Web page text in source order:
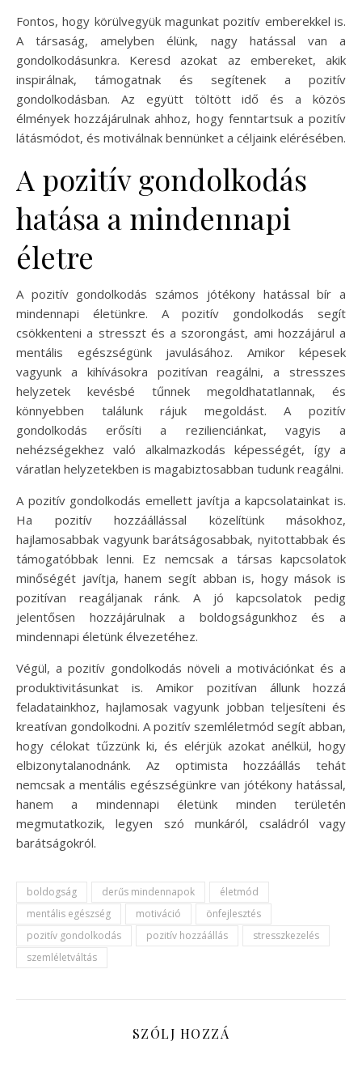
Fontos, hogy körülvegyük magunkat pozitív emberekkel is.
A társaság, amelyben élünk, nagy hatással van a
gondolkodásunkra. Keresd azokat az embereket, akik
inspirálnak, támogatnak és segítenek a pozitív
gondolkodásban. Az együtt töltött idő és a közös
élmények hozzájárulnak ahhoz, hogy fenntartsuk a pozitív
látásmódot, és motiválnak bennünket a céljaink elérésében.
A pozitív gondolkodás
hatása a mindennapi
életre
A pozitív gondolkodás számos jótékony hatással bír a
mindennapi életünkre. A pozitív gondolkodás segít
csökkenteni a stresszt és a szorongást, ami hozzájárul a
mentális egészségünk javulásához. Amikor képesek
vagyunk a kihívásokra pozitívan reagálni, a stresszes
helyzetek kevésbé tűnnek megoldhatatlannak, és
könnyebben találunk rájuk megoldást. A pozitív
gondolkodás erősíti a rezilienciánkat, vagyis a
nehézségekhez való alkalmazkodás képességét, így a
váratlan helyzetekben is magabiztosabban tudunk reagálni.
A pozitív gondolkodás emellett javítja a kapcsolatainkat is.
Ha pozitív hozzáállással közelítünk másokhoz,
hajlamosabbak vagyunk barátságosabbak, nyitottabbak és
támogatóbbak lenni. Ez nemcsak a társas kapcsolatok
minőségét javítja, hanem segít abban is, hogy mások is
pozitívan reagáljanak ránk. A jó kapcsolatok pedig
jelentősen hozzájárulnak a boldogságunkhoz és a
mindennapi életünk élvezetéhez.
Végül, a pozitív gondolkodás növeli a motivációnkat és a
produktivitásunkat is. Amikor pozitívan állunk hozzá
feladatainkhoz, hajlamosak vagyunk jobban teljesíteni és
kreatívan gondolkodni. A pozitív szemléletmód segít abban,
hogy célokat tűzzünk ki, és elérjük azokat anélkül, hogy
elbizonytalanodnánk. Az optimista hozzáállás tehát
nemcsak a mentális egészségünkre van jótékony hatással,
hanem a mindennapi életünk minden területén
megmutatkozik, legyen szó munkáról, családról vagy
barátságokról.
boldogság derűs mindennapok
életmód
mentális egészség
motiváció
önfejlesztés
pozitív gondolkodás
pozitív hozzáállás
stresszkezelés
szemléletváltás
SZÓLJ HOZZÁ